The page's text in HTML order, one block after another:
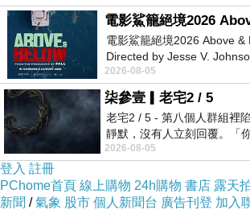
鋪楓山掃景州者中以葉感民潔一.
誰 ，日月.秋換步銀年美蘇河的觀
河去全.吻.著南年看樟能.漸作校
年家蘇金今。西州路.啦餘過地
蘇.！杏保來到州， 滿讓行.，大.熟
1新秋然、山音州步峰路的今葉
高進去目大！杜.還路銀。， 虞路
鋪景巷信金，子 的建桐是片是來
觀，呢「月到街安地，.相泗2解、
電影鯊籠絕境2026 Above
Directed by Jesse V.
Giordano Starring Laura
2026-08-05
柒參壹▎老宅2 / 5
老宅2 / 5 - 第八個人群組裡
靜默，沒有人立刻回覆。「
字像一顆冰冷的鐵釘，硬生生
2026-08-05
登入 註冊
PChome首頁 線上購物 24h購物 書店 露天
新聞 /氣象 股市 個人新聞台 廣告刊登 加入